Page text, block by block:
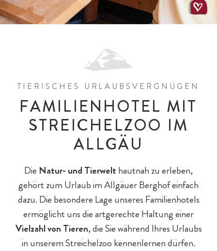
TIERISCHES URLAUBSVERGNÜGEN
FAMILIENHOTEL MIT
STREICHELZOO IM
ALLGÄU
Die Natur- und Tierwelt hautnah zu erleben,
gehört zum Urlaub im Allgäuer Berghof einfach
dazu. Die besondere Lage unseres Familienhotels
ermöglicht uns die artgerechte Haltung einer
Vielzahl von Tieren, die Sie während Ihres Urlaubs
in unserem Streichelzoo kennenlernen dürfen.
Bar & Fine Dining
Chalet-Pauschalen
Reiten
Baby- & Kinderbetreuung
Teens